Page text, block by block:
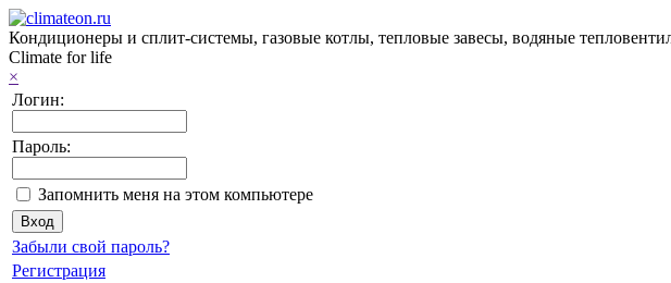
Кондиционеры и сплит-системы, газовые котлы, тепловые завесы, водяные
Climate for life
×
Логин:
Пароль:
Запомнить меня на этом компьютере
Забыли свой пароль?
Регистрация